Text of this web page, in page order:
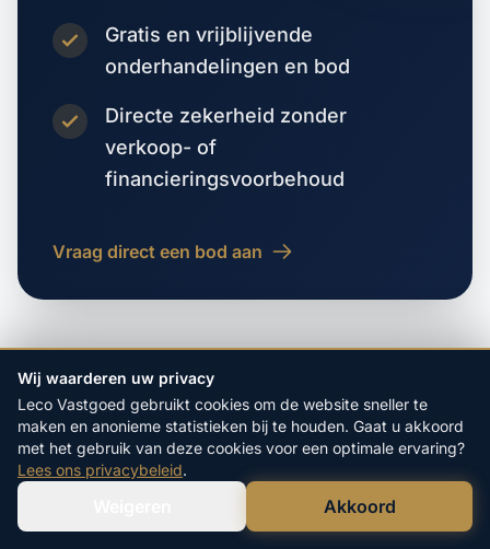
Gratis en vrijblijvende
onderhandelingen en bod
Directe zekerheid zonder
verkoop- of
financieringsvoorbehoud
Vraag direct een bod aan
VORIGE WOONPLAATS
Grijssloot
VOLGENDE WOONPLAATS
Groot Maarslag
Bel Ons Direct
Wij waarderen uw privacy
Leco Vastgoed gebruikt cookies om de website sneller te
maken en anonieme statistieken bij te houden. Gaat u akkoord
met het gebruik van deze cookies voor een optimale ervaring?
Lees ons privacybeleid.
Akkoord